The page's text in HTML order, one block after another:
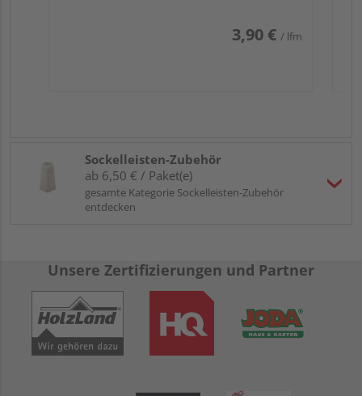
3,90 € / lfm
Sockelleisten-Zubehör
ab 6,50 € / Paket(e)
gesamte Kategorie Sockelleisten-Zubehör
entdecken
Unsere Zertifizierungen und Partner